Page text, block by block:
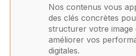
Nos contenus vous
des clés concrètes
structurer votre image
améliorer vos
digitales.